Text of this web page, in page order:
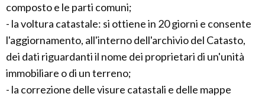
composto e le parti comuni;
- la voltura catastale: si ottiene in 20 giorni e consente
l'aggiornamento, all'interno dell'archivio del Catasto,
dei dati riguardanti il nome dei proprietari di un'unità
immobiliare o di un terreno;
- la correzione delle visure catastali e delle mappe